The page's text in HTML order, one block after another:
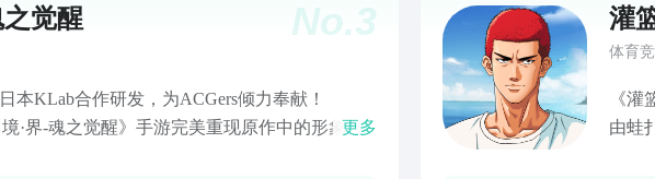
No.3
之觉醒
本KLab合作研发，为ACGers倾力奉献！
境·界-魂之觉醒》手游完美重现原作中的形象与
更多
灌
体育
《
由蛙